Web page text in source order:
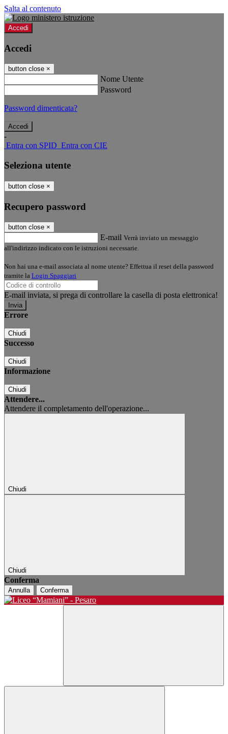
Salta al contenuto
Accedi
Accedi
button close ×
Nome Utente
Password
Password dimenticata?
-
Entra con SPID Entra con CIE
Seleziona utente
button close ×
Recupero password
button close ×
E-mail Verrà inviato un messaggio
all'indirizzo indicato con le istruzioni necessarie.
Non hai una e-mail associata al nome utente? Effettua il reset della password
tramite la Login Spaggiari
E-mail inviata, si prega di controllare la casella di posta elettronica!
Errore
Chiudi
Successo
Chiudi
Informazione
Chiudi
Attendere...
Attendere il completamento dell'operazione...
Chiudi
Chiudi
Conferma
Annulla Conferma